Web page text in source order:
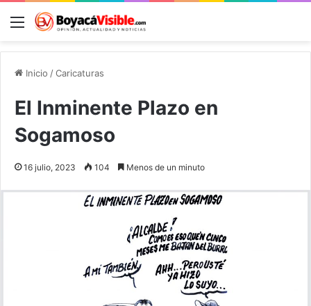
Menú
Inicio /Caricaturas
El Inminente Plazo en
Sogamoso
16 julio, 2023 104 Menos de un minuto